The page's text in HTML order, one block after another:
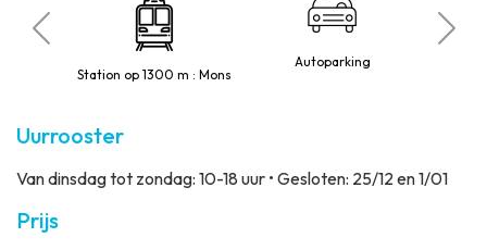
Station op 1300 m : Mons
Autoparking
Uurrooster
Van dinsdag tot zondag: 10-18 uur • Gesloten: 25/12 en 1/01
Prijs